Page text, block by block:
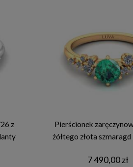
z
Pierścionek
żółtego złota
7 490,00 zł